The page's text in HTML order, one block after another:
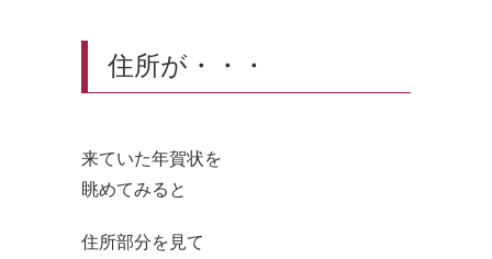
住所が・・・
来ていた年賀状を
眺めてみると
住所部分を見て